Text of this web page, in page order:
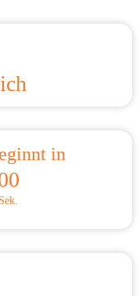
in
Sek.